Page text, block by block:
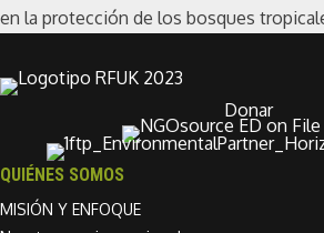
en la protección de los bosques
Donar
QUIÉNES SOMOS
MISIÓN Y ENFOQUE